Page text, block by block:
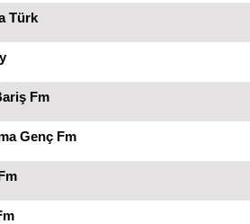
Türk
Fm
Genç Fm